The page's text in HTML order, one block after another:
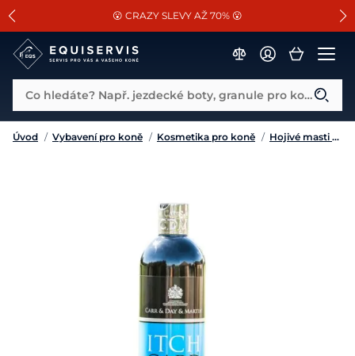
SLEVA 13% na vše od Cassini!
😮 CRAZY SLEVY AŽ 70% 😮
📐Pasování a doplňky k vybraným sedlům ZDARMA 🐴
Co hledáte? Např. jezdecké boty, granule pro koně...
Úvod / Vybavení pro koně / Kosmetika pro koně / Hojivé masti a balzámy